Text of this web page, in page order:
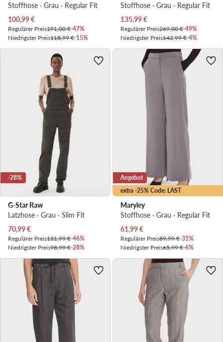
Stoffhose · Grau · Regular Fit
Aktueller Preis
100,99€
Regulärer Preis191,00 €-47%
Niedrigster Preis118,99 €-15%
Stoffhose · Grau · Regular Fit
Aktueller Preis
135,99€
Regulärer Preis269,00 €-49%
Niedrigster Preis142,99 €-4%
-28%
G-Star Raw
Latzhose · Grau · Slim Fit
Aktueller Preis
70,99€
Regulärer Preis131,99 €-46%
Niedrigster Preis98,99 €-28%
extra -25% Code: LAST
Angebot
Maryley
Stoffhose · Grau · Regular Fit
Aktueller Preis
61,99€
Regulärer Preis89,99 €-31%
Niedrigster Preis65,99 €-6%